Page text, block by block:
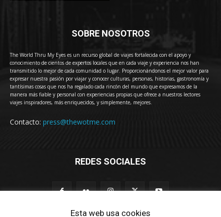
SOBRE NOSOTROS
The World Thru My Eyes es un recurso global de viajes fortalecida con el apoyo y
conocimiento de cientos de expertos locales que en cada viaje y experiencia nos han
transmitido lo mejor de cada comunidad o lugar. Proporcionándonos el mejor valor para
expresar nuestra pasión por viajar y conocer culturas, personas, historias, gastronomía y
tantísimas cosas que nos ha regalado cada rincón del mundo que expresamos de la
manera más fiable y personal con experiencias propias que ofrece a nuestros lectores
viajes inspiradores, más enriquecidos, y simplemente, mejores.
Contacto: press@thewotme.com
REDES SOCIALES
Esta web usa cookies